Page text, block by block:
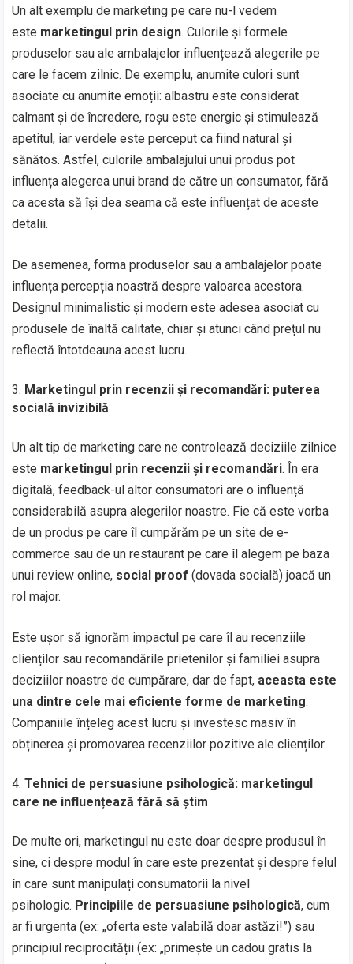
Un alt exemplu de marketing pe care nu-l vedem
este marketingul prin design. Culorile și formele
produselor sau ale ambalajelor influențează alegerile pe
care le facem zilnic. De exemplu, anumite culori sunt
asociate cu anumite emoții: albastru este considerat
calmant și de încredere, roșu este energic și stimulează
apetitul, iar verdele este perceput ca fiind natural și
sănătos. Astfel, culorile ambalajului unui produs pot
influența alegerea unui brand de către un consumator, fără
ca acesta să își dea seama că este influențat de aceste
detalii.
De asemenea, forma produselor sau a ambalajelor poate
influența percepția noastră despre valoarea acestora.
Designul minimalistic și modern este adesea asociat cu
produsele de înaltă calitate, chiar și atunci când prețul nu
reflectă întotdeauna acest lucru.
Marketingul prin recenzii și recomandări: puterea
socială invizibilă
Un alt tip de marketing care ne controlează deciziile zilnice
este marketingul prin recenzii și recomandări. În era
digitală, feedback-ul altor consumatori are o influență
considerabilă asupra alegerilor noastre. Fie că este vorba
de un produs pe care îl cumpărăm pe un site de e-
commerce sau de un restaurant pe care îl alegem pe baza
unui review online, social proof (dovada socială) joacă un
rol major.
Este ușor să ignorăm impactul pe care îl au recenziile
clienților sau recomandările prietenilor și familiei asupra
deciziilor noastre de cumpărare, dar de fapt, aceasta este
una dintre cele mai eficiente forme de marketing.
Companiile înțeleg acest lucru și investesc masiv în
obținerea și promovarea recenziilor pozitive ale clienților.
Tehnici de persuasiune psihologică: marketingul
care ne influențează fără să știm
De multe ori, marketingul nu este doar despre produsul în
sine, ci despre modul în care este prezentat și despre felul
în care sunt manipulați consumatorii la nivel
psihologic. Principiile de persuasiune psihologică, cum
ar fi urgenta (ex: „oferta este valabilă doar astăzi!”) sau
principiul reciprocității (ex: „primește un cadou gratis la